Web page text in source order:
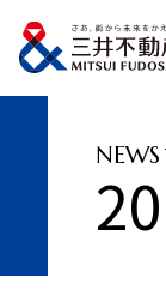
トップページ ニュ
NEWS